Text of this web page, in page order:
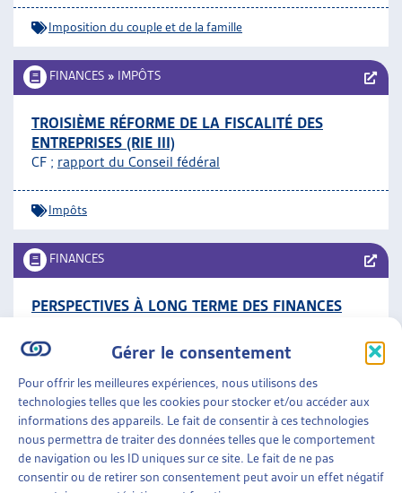
Gérer le consentement
Pour offrir les meilleures expériences, nous utilisons des
technologies telles que les cookies pour stocker et/ou accéder aux
informations des appareils. Le fait de consentir à ces technologies
nous permettra de traiter des données telles que le comportement
de navigation ou les ID uniques sur ce site. Le fait de ne pas
consentir ou de retirer son consentement peut avoir un effet négatif
Imposition du couple et de la famille
FINANCES » IMPÔTS
TROISIÈME RÉFORME DE LA FISCALITÉ DES
ENTREPRISES (RIE III)
CF ; rapport du Conseil fédéral
Impôts
FINANCES
PERSPECTIVES À LONG TERME DES FINANCES
DFF, rapport, avril 2016
FINANCES »IMPÔTS
« RÉGLO » – CAMPAGNE DE PRÉVENTION ET DE